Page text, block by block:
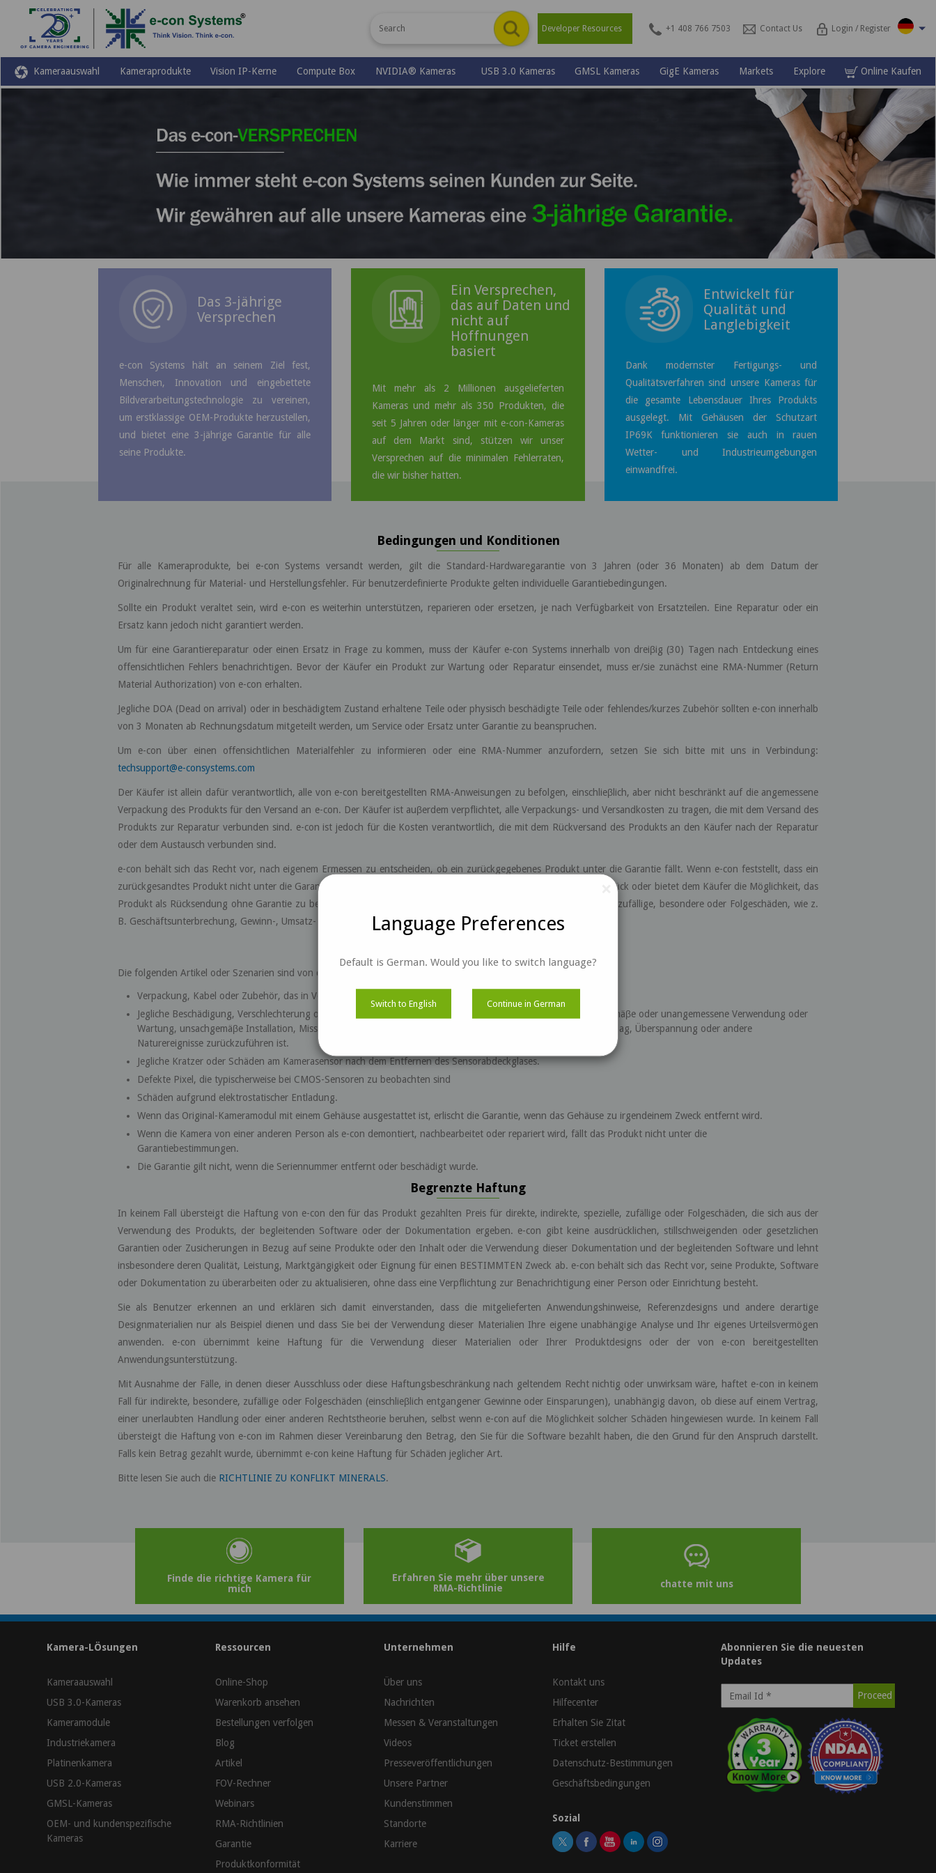
Developer Resources +1 408 766 7503 Contact Us Login / Register
Kameraauswahl Kameraprodukte Vision IP-Kerne Compute Box NVIDIA® Kameras USB 3.0 Kameras GMSL Kameras GigE Kameras Markets Explore Online Kaufen
Das 3-jährige
Versprechen
e-con Systems hält an seinem Ziel fest,
Menschen, Innovation und eingebettete
Bildverarbeitungstechnologie zu vereinen,
um erstklassige OEM-Produkte herzustellen,
und bietet eine 3-jährige Garantie für alle
seine Produkte.
Ein Versprechen,
das auf Daten und
nicht auf
Hoffnungen
basiert
Mit mehr als 2 Millionen ausgelieferten
Kameras und mehr als 350 Produkten, die
seit 5 Jahren oder länger mit e-con-Kameras
auf dem Markt sind, stützen wir unser
Versprechen auf die minimalen Fehlerraten,
die wir bisher hatten.
Entwickelt für
Qualität und
Langlebigkeit
Dank modernster Fertigungs- und
Qualitätsverfahren sind unsere Kameras für
die gesamte Lebensdauer Ihres Produkts
ausgelegt. Mit Gehäusen der Schutzart
IP69K funktionieren sie auch in rauen
Wetter- und Industrieumgebungen
einwandfrei.
Bedingungen und Konditionen
Für alle Kameraprodukte, bei e-con Systems versandt werden, gilt die Standard-Hardwaregarantie von 3 Jahren (oder 36 Monaten) ab dem Datum der
Originalrechnung für Material- und Herstellungsfehler. Für benutzerdefinierte Produkte gelten individuelle Garantiebedingungen.
Sollte ein Produkt veraltet sein, wird e-con es weiterhin unterstützen, reparieren oder ersetzen, je nach Verfügbarkeit von Ersatzteilen. Eine Reparatur oder ein
Ersatz kann jedoch nicht garantiert werden.
Um für eine Garantiereparatur oder einen Ersatz in Frage zu kommen, muss der Käufer e-con Systems innerhalb von dreiβig (30) Tagen nach Entdeckung eines
offensichtlichen Fehlers benachrichtigen. Bevor der Käufer ein Produkt zur Wartung oder Reparatur einsendet, muss er/sie zunächst eine RMA-Nummer (Return
Material Authorization) von e-con erhalten.
Jegliche DOA (Dead on arrival) oder in beschädigtem Zustand erhaltene Teile oder physisch beschädigte Teile oder fehlendes/kurzes Zubehör sollten e-con innerhalb
von 3 Monaten ab Rechnungsdatum mitgeteilt werden, um Service oder Ersatz unter Garantie zu beanspruchen.
Um e-con über einen offensichtlichen Materialfehler zu informieren oder eine RMA-Nummer anzufordern, setzen Sie sich bitte mit uns in Verbindung:
techsupport@e-consystems.com
Der Käufer ist allein dafür verantwortlich, alle von e-con bereitgestellten RMA-Anweisungen zu befolgen, einschlieβlich, aber nicht beschränkt auf die angemessene
Verpackung des Produkts für den Versand an e-con. Der Käufer ist auβerdem verpflichtet, alle Verpackungs- und Versandkosten zu tragen, die mit dem Versand des
Produkts zur Reparatur verbunden sind. e-con ist jedoch für die Kosten verantwortlich, die mit dem Rückversand des Produkts an den Käufer nach der Reparatur
oder dem Austausch verbunden sind.
e-con behält sich das Recht vor, nach eigenem Ermessen zu entscheiden, ob ein zurückgegebenes Produkt unter die Garantie fällt. Wenn e-con feststellt, dass ein
zurückgesandtes Produkt nicht unter die Garantie fällt, sendet es das Produkt auf Kosten des Käufers an diesen zurück oder bietet dem Käufer die Möglichkeit, das
Produkt als Rücksendung ohne Garantie zu behandeln. Auβerdem haftet e-con in keinem Fall für direkte, indirekte, zufällige, besondere oder Folgeschäden, wie z.
B. Geschäftsunterbrechung, Gewinn-, Umsatz- oder Datenverlust oder Körperverletzung oder Tod.
Die folgenden Artikel oder Szenarien sind von den e-con-Garantieregeln ausgeschlossen:
Verpackung, Kabel oder Zubehör, das in Verbindung mit dem Produkt verwendet wird.
Jegliche Beschädigung, Verschlechterung oder Fehlfunktion, die auf eine Veränderung, Modifizierung, unsachgemäβe oder unangemessene Verwendung oder
Wartung, unsachgemäβe Installation, Missbrauch, Unfall, Fahrlässigkeit, übermäβige Feuchtigkeit, Feuer, Blitzschlag, Überspannung oder andere
Naturereignisse zurückzuführen ist.
Jegliche Kratzer oder Schäden am Kamerasensor nach dem Entfernen des Sensorabdeckglases.
Defekte Pixel, die typischerweise bei CMOS-Sensoren zu beobachten sind
Schäden aufgrund elektrostatischer Entladung.
Wenn das Original-Kameramodul mit einem Gehäuse ausgestattet ist, erlischt die Garantie, wenn das Gehäuse zu irgendeinem Zweck entfernt wird.
Wenn die Kamera von einer anderen Person als e-con demontiert, nachbearbeitet oder repariert wird, fällt das Produkt nicht unter die
Garantiebestimmungen.
Die Garantie gilt nicht, wenn die Seriennummer entfernt oder beschädigt wurde.
Begrenzte Haftung
In keinem Fall übersteigt die Haftung von e-con den für das Produkt gezahlten Preis für direkte, indirekte, spezielle, zufällige oder Folgeschäden, die sich aus der
Verwendung des Produkts, der begleitenden Software oder der Dokumentation ergeben. e-con gibt keine ausdrücklichen, stillschweigenden oder gesetzlichen
Garantien oder Zusicherungen in Bezug auf seine Produkte oder den Inhalt oder die Verwendung dieser Dokumentation und der begleitenden Software und lehnt
insbesondere deren Qualität, Leistung, Marktgängigkeit oder Eignung für einen BESTIMMTEN Zweck ab. e-con behält sich das Recht vor, seine Produkte, Software
oder Dokumentation zu überarbeiten oder zu aktualisieren, ohne dass eine Verpflichtung zur Benachrichtigung einer Person oder Einrichtung besteht.
Sie als Benutzer erkennen an und erklären sich damit einverstanden, dass die mitgelieferten Anwendungshinweise, Referenzdesigns und andere derartige
Designmaterialien nur als Beispiel dienen und dass Sie bei der Verwendung dieser Materialien Ihre eigene unabhängige Analyse und Ihr eigenes Urteilsvermögen
anwenden. e-con übernimmt keine Haftung für die Verwendung dieser Materialien oder Ihrer Produktdesigns oder der von e-con bereitgestellten
Anwendungsunterstützung.
Mit Ausnahme der Fälle, in denen dieser Ausschluss oder diese Haftungsbeschränkung nach geltendem Recht nichtig oder unwirksam wäre, haftet e-con in keinem
Fall für indirekte, besondere, zufällige oder Folgeschäden (einschlieβlich entgangener Gewinne oder Einsparungen), unabhängig davon, ob diese auf einem Vertrag,
einer unerlaubten Handlung oder einer anderen Rechtstheorie beruhen, selbst wenn e-con auf die Möglichkeit solcher Schäden hingewiesen wurde. In keinem Fall
übersteigt die Haftung von e-con im Rahmen dieser Vereinbarung den Betrag, den Sie für die Software bezahlt haben, die den Grund für den Anspruch darstellt.
Falls kein Betrag gezahlt wurde, übernimmt e-con keine Haftung für Schäden jeglicher Art.
Bitte lesen Sie auch die RICHTLINIE ZU KONFLIKT MINERALS.
Finde die richtige Kamera für
mich
Erfahren Sie mehr über unsere
RMA-Richtlinie
chatte mit uns
Kamera-LÖsungen
Kameraauswahl
USB 3.0-Kameras
Kameramodule
Industriekamera
Platinenkamera
USB 2.0-Kameras
GMSL-Kameras
OEM- und kundenspezifische
Kameras
Ressourcen
Online-Shop
Warenkorb ansehen
Bestellungen verfolgen
Blog
Artikel
FOV-Rechner
Webinars
RMA-Richtlinien
Garantie
Produktkonformität
Unternehmen
Über uns
Nachrichten
Messen & Veranstaltungen
Videos
Presseveröffentlichungen
Unsere Partner
Kundenstimmen
Standorte
Karriere
Hilfe
Kontakt uns
Hilfecenter
Erhalten Sie Zitat
Ticket erstellen
Datenschutz-Bestimmungen
Geschäftsbedingungen
Sozial
Abonnieren Sie die neuesten
Updates
Language Preferences
Default is German. Would you like to switch language?
Switch to English Continue in German
\